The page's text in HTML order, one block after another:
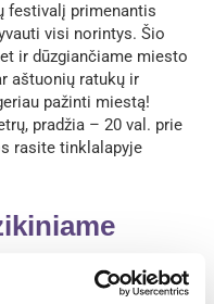
festivalį primenantis
visi norintys. Šio
ir dūzgiančiame miesto
aštuonių ratukų ir
pažinti miestą!
pradžia – 20 val. prie
rasite tinklalapyje